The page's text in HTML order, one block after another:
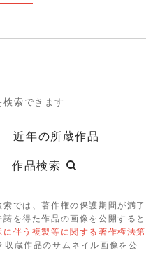
索できます
近年の所蔵作品
作品検索
では、著作権の保護期間が満了
を得た作品の画像を公開すると
伴う複製等に関する著作権法第
収蔵作品のサムネイル画像を公